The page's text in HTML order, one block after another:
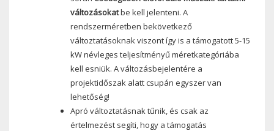
változásokatbe kell jelenteni. A
rendszerméretben bekövetkező
változtatásoknak viszont így is a támogatott 5-15
kW névleges teljesítményű méretkategóriába
kell esniük. A változásbejelentére a
projektidőszak alatt csupán egyszer van
lehetőség!
Apró változtatásnak tűnik, és csak az
értelmezést segíti, hogy a támogatás